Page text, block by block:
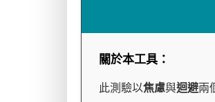
關於本工具：
此測驗以焦慮與迴避兩